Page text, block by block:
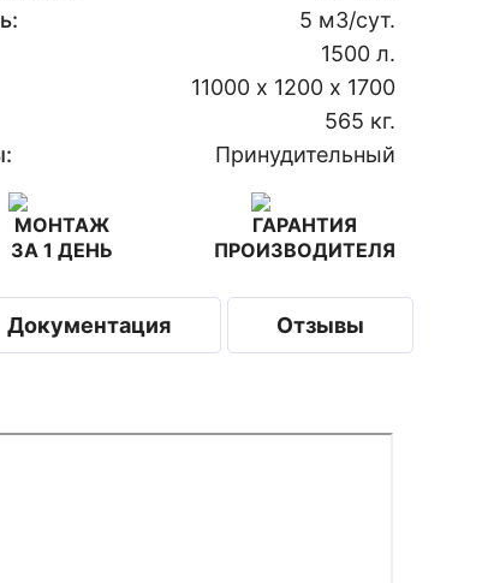
5 м3/сут.
1500 л.
11000 х 1200 х 1700
565 кг.
Принудительный
МОНТАЖ
ЗА 1 ДЕНЬ
ГАРАНТИЯ
ПРОИЗВОДИТЕЛЯ
Документация Отзывы